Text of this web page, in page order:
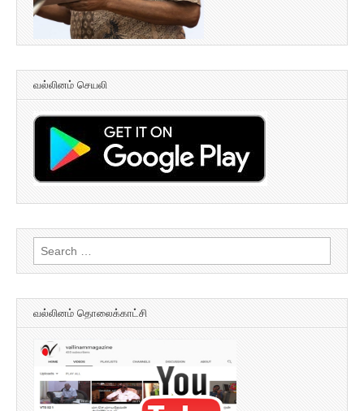
வல்லினம் செயலி
Search
for:
வல்லினம் தொலைக்காட்சி